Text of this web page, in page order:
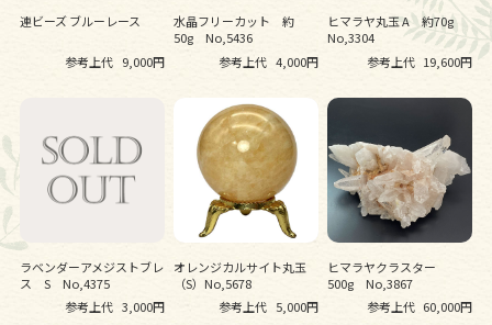
連ビーズ ブルーレース
参考上代 9,000円
水晶フリーカット 約
50g No,5436
参考上代 4,000円
ヒマラヤ丸玉 A 約70g
No,3304
参考上代 19,600円
ラベンダーアメジストブレ
ス S No,4375
参考上代 3,000円
オレンジカルサイト丸玉
（S）No,5678
参考上代 5,000円
ヒマラヤクラスター
500g No,3867
参考上代 60,000円